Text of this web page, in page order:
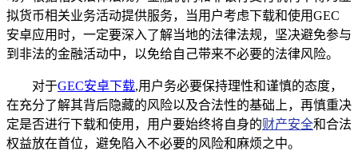
拟货币相关业务活动提供服务，当用户考虑下载和使用GEC
安卓应用时，一定要深入了解当地的法律法规，坚决避免参与
到非法的金融活动中，以免给自己带来不必要的法律风险。
对于GEC安卓下载,用户务必要保持理性和谨慎的态度，
在充分了解其背后隐藏的风险以及合法性的基础上，再慎重决
定是否进行下载和使用，用户要始终将自身的财产安全和合法
权益放在首位，避免陷入不必要的风险和麻烦之中。